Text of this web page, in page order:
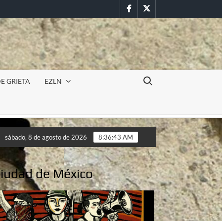
FacebookTwitter
GRIETA EZLN
Buscar:
Incursión militar en la UAEM (Morelos) durante paro
Incursión militar en la UAEM (Morelos) durante paro
sábado, 8 de agosto de 2026 8:36:45 AM
de México